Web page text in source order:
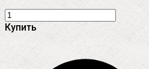
Купить